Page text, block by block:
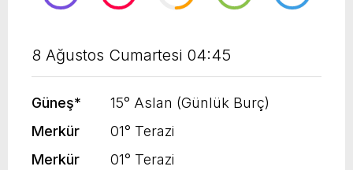
8 Ağustos Cumartesi 04:45
Güneş*
15° Aslan (Günlük Burç)
Merkür
01° Terazi
Merkür
01° Terazi